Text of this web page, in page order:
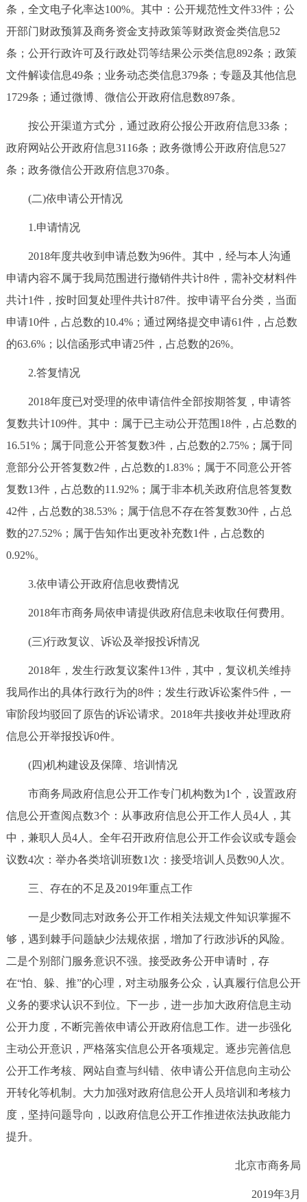
条，全文电子化率达100%。其中：公开规范性文件33件；公
开部门财政预算及商务资金支持政策等财政资金类信息52
条；公开行政许可及行政处罚等结果公示类信息892条；政策
文件解读信息49条；业务动态类信息379条；专题及其他信息
1729条；通过微博、微信公开政府信息数897条。
按公开渠道方式分，通过政府公报公开政府信息33条；
政府网站公开政府信息3116条；政务微博公开政府信息527
条；政务微信公开政府信息370条。
(二)依申请公开情况
1.申请情况
2018年度共收到申请总数为96件。其中，经与本人沟通
申请内容不属于我局范围进行撤销件共计8件，需补交材料件
共计1件，按时回复处理件共计87件。按申请平台分类，当面
申请10件，占总数的10.4%；通过网络提交申请61件，占总数
的63.6%；以信函形式申请25件，占总数的26%。
2.答复情况
2018年度已对受理的依申请信件全部按期答复，申请答
复数共计109件。其中：属于已主动公开范围18件，占总数的
16.51%；属于同意公开答复数3件，占总数的2.75%；属于同
意部分公开答复数2件，占总数的1.83%；属于不同意公开答
复数13件，占总数的11.92%；属于非本机关政府信息答复数
42件，占总数的38.53%；属于信息不存在答复数30件，占总
数的27.52%；属于告知作出更改补充数1件，占总数的
0.92%。
3.依申请公开政府信息收费情况
2018年市商务局依申请提供政府信息未收取任何费用。
(三)行政复议、诉讼及举报投诉情况
2018年，发生行政复议案件13件，其中，复议机关维持
我局作出的具体行政行为的8件；发生行政诉讼案件5件，一
审阶段均驳回了原告的诉讼请求。2018年共接收并处理政府
信息公开举报投诉0件。
(四)机构建设及保障、培训情况
市商务局政府信息公开工作专门机构数为1个，设置政府
信息公开查阅点数3个：从事政府信息公开工作人员4人，其
中，兼职人员4人。全年召开政府信息公开工作会议或专题会
议数4次：举办各类培训班数1次：接受培训人员数90人次。
三、存在的不足及2019年重点工作
一是少数同志对政务公开工作相关法规文件知识掌握不
够，遇到棘手问题缺少法规依据，增加了行政涉诉的风险。
二是个别部门服务意识不强。接受政务公开申请时，存
在“怕、躲、推”的心理，对主动服务公众，认真履行信息公开
义务的要求认识不到位。下一步，进一步加大政府信息主动
公开力度，不断完善依申请公开政府信息工作。进一步强化
主动公开意识，严格落实信息公开各项规定。逐步完善信息
公开工作考核、网站自查与纠错、依申请公开信息向主动公
开转化等机制。大力加强对政府信息公开人员培训和考核力
度，坚持问题导向，以政府信息公开工作推进依法执政能力
提升。
北京市商务局
2019年3月